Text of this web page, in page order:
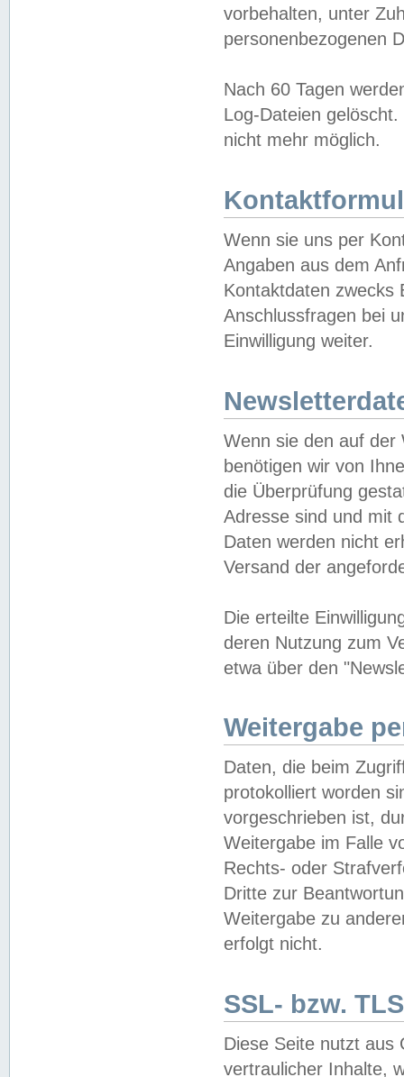
vorbehalten, unter
personenbezogenen
Nach 60 Tagen
Log-Dateien
nicht mehr möglich.
Wenn sie uns per
Angaben aus dem
Kontaktdaten zwecks
Anschlussfragen bei
Einwilligung weiter.
Wenn sie den auf der
benötigen wir von
die Überprüfung
Adresse sind und mit
Daten werden nicht
Versand der
Die erteilte
deren Nutzung zum
etwa über den
Weitergabe
Daten, die beim
protokolliert worden
vorgeschrieben ist,
Weitergabe im Falle
Rechts- oder
Dritte zur
Weitergabe zu
erfolgt nicht.
SSL- bzw.
Diese Seite nutzt aus
vertraulicher Inhalte,